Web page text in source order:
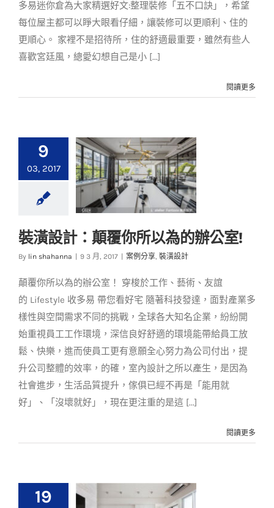
多易迷你倉為大家精選好文:整理裝修「五不口訣」，希望
每位屋主都可以睜大眼看仔細，讓裝修可以更順利、住的
更順心。 家裡不是招待所，住的舒適最重要，雖然有些人
喜歡宮廷風，總愛幻想自己是小 [...]
閱讀更多
9
03, 2017
案例分享 裝潢設計
裝潢設計：顛覆你所以為的辦公室!
By lin shahanna 9 3 月, 2017 案例分享, 裝潢設計
顛覆你所以為的辦公室！ 穿梭於工作、藝術、友誼
的 Lifestyle 收多易 帶您看好宅 隨著科技發達，面對產業多
樣性與空間需求不同的挑戰，全球各大知名企業，紛紛開
始重視員工工作環境，深信良好舒適的環境能帶給員工放
鬆、快樂，進而使員工更有意願全心努力為公司付出，提
升公司整體的效率，的確，室內設計之所以產生，是因為
社會進步，生活品質提升，傢俱已經不再是「能用就
好」、「沒壞就好」，現在更注重的是這 [...]
閱讀更多
19